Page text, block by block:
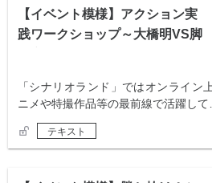
【イベント模様】アクション実
践ワークショップ～大橋明VS脚
「シナリオランド」ではオンライン
ニメや特撮作品等の最前線で活躍し
テキスト